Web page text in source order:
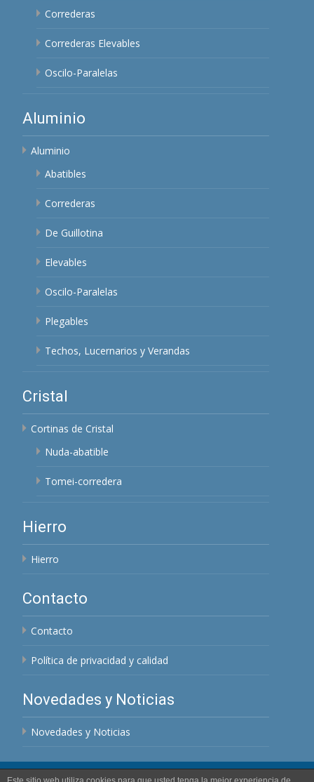
Correderas
Correderas Elevables
Oscilo-Paralelas
Aluminio
Aluminio
Abatibles
Correderas
De Guillotina
Elevables
Oscilo-Paralelas
Plegables
Techos, Lucernarios y Verandas
Cristal
Cortinas de Cristal
Nuda-abatible
Tomei-corredera
Hierro
Hierro
Contacto
Contacto
Política de privacidad y calidad
Novedades y Noticias
Novedades y Noticias